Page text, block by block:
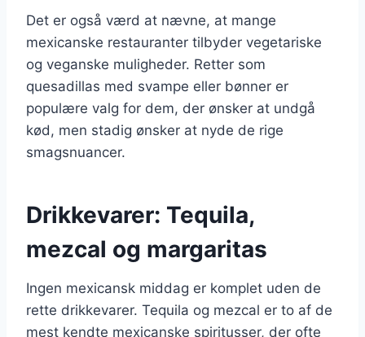
Det er også værd at nævne, at mange
mexicanske restauranter tilbyder vegetariske
og veganske muligheder. Retter som
quesadillas med svampe eller bønner er
populære valg for dem, der ønsker at undgå
kød, men stadig ønsker at nyde de rige
smagsnuancer.
Drikkevarer: Tequila,
mezcal og margaritas
Ingen mexicansk middag er komplet uden de
rette drikkevarer. Tequila og mezcal er to af de
mest kendte mexicanske spiritusser, der ofte